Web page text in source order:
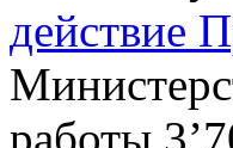
действие